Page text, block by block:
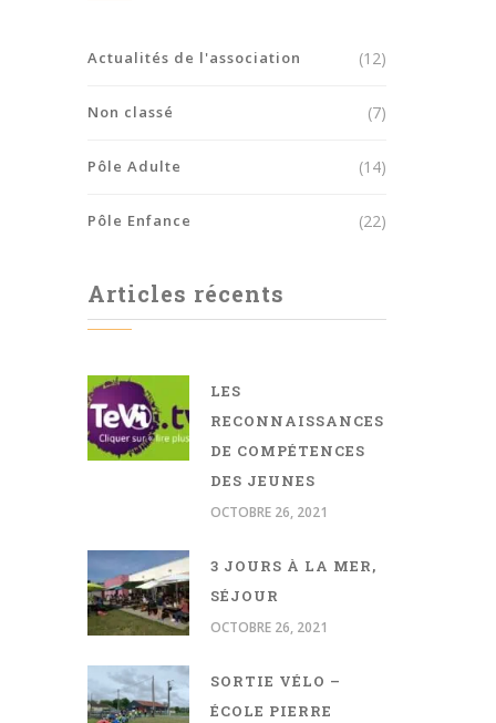
Actualités de l'association (12)
Non classé (7)
Pôle Adulte (14)
Pôle Enfance (22)
Articles récents
LES
RECONNAISSANCES
DE COMPÉTENCES
DES JEUNES
OCTOBRE 26, 2021
3 JOURS À LA MER,
SÉJOUR
OCTOBRE 26, 2021
SORTIE VÉLO –
ÉCOLE PIERRE